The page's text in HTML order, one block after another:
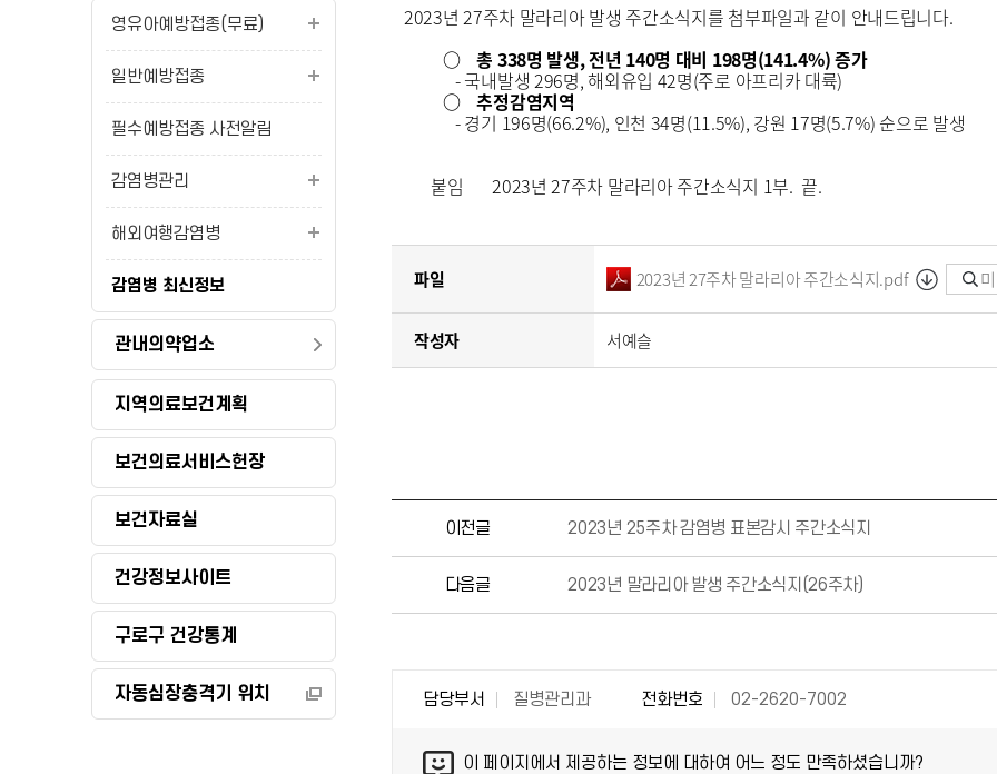
영유아예방접종(무료)
일반예방접종
필수예방접종 사전알림
감염병관리
해외여행감염병
감염병 최신정보
관내의약업소
지역의료보건계획
보건의료서비스헌장
보건자료실
건강정보사이트
구로구 건강통계
자동심장충격기 위치
2023년 27주차 말라리아 발생 주간소식지를 첨부파일과 같이 안내드립니다.
○총 338명 발생, 전년 140명 대비 198명(141.4%) 증가
- 국내발생 296명, 해외유입 42명(주로 아프리카 대륙)
○추정감염지역
- 경기 196명(66.2%), 인천 34명(11.5%), 강원 17명(5.7%) 순으로 발생
붙임 2023년 27주차 말라리아 주간소식지 1부. 끝.
파일 2023년 27주차 말라리아 주간소식지.pdf
작성자 서예슬
이전글 2023년 25주차 감염병 표본감시 주간소식지
다음글 2023년 말라리아 발생 주간소식지(26주차)
담당부서 질병관리과 전화번호 02-2620-7002
이 페이지에서 제공하는 정보에 대하여 어느 정도 만족하셨습니까?